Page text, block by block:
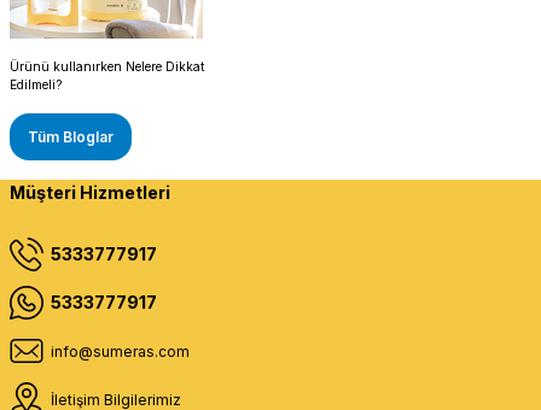
Ürünü kullanırken Nelere Dikkat
Edilmeli?
Tüm Bloglar
Müşteri Hizmetleri
5333777917
5333777917
info@sumeras.com
İletişim Bilgilerimiz